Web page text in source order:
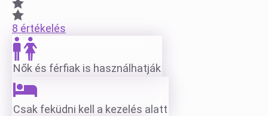
8 értékelés
Nők és férfiak is használhatják
Csak feküdni kell a kezelés alatt